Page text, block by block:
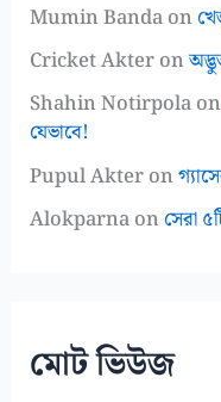
Mumin Bandaon
Cricket Akteron
Shahin Notirpola
যেভাবে!
Pupul Akteron
Alokparnaon সেরা
মোট ভিউজ